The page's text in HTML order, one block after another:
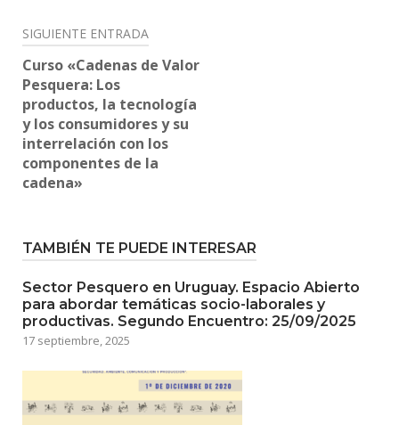
SIGUIENTE ENTRADA
Curso «Cadenas de Valor
Pesquera: Los
productos, la tecnología
y los consumidores y su
interrelación con los
componentes de la
cadena»
TAMBIÉN TE PUEDE INTERESAR
Sector Pesquero en Uruguay. Espacio Abierto
para abordar temáticas socio-laborales y
productivas. Segundo Encuentro: 25/09/2025
17 septiembre, 2025